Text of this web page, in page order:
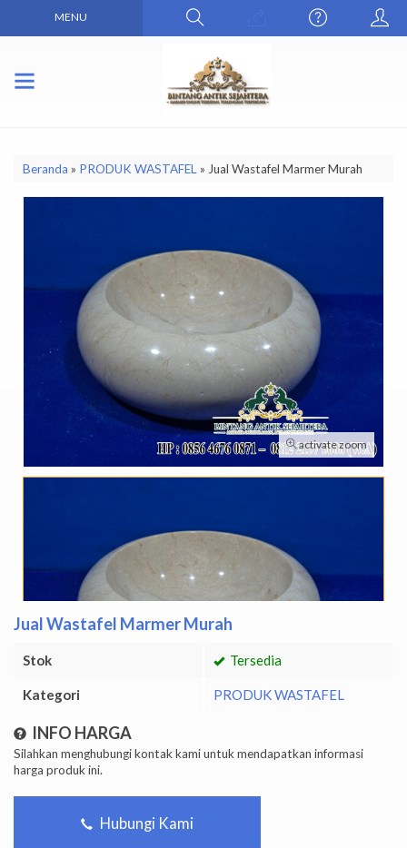
MENU
Beranda » PRODUK WASTAFEL » Jual Wastafel Marmer Murah
activate zoom
Jual Wastafel Marmer Murah
Stok Tersedia
Kategori PRODUK WASTAFEL
INFO HARGA
Silahkan menghubungi kontak kami untuk mendapatkan informasi
harga produk ini.
Hubungi Kami